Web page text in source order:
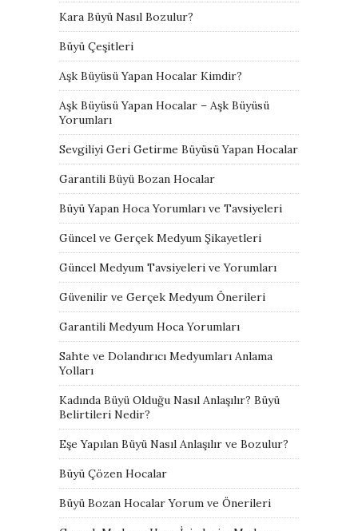
Kara Büyü Nasıl Bozulur?
Büyü Çeşitleri
Aşk Büyüsü Yapan Hocalar Kimdir?
Aşk Büyüsü Yapan Hocalar – Aşk Büyüsü
Yorumları
Sevgiliyi Geri Getirme Büyüsü Yapan Hocalar
Garantili Büyü Bozan Hocalar
Büyü Yapan Hoca Yorumları ve Tavsiyeleri
Güncel ve Gerçek Medyum Şikayetleri
Güncel Medyum Tavsiyeleri ve Yorumları
Güvenilir ve Gerçek Medyum Önerileri
Garantili Medyum Hoca Yorumları
Sahte ve Dolandırıcı Medyumları Anlama
Yolları
Kadında Büyü Olduğu Nasıl Anlaşılır? Büyü
Belirtileri Nedir?
Eşe Yapılan Büyü Nasıl Anlaşılır ve Bozulur?
Büyü Çözen Hocalar
Büyü Bozan Hocalar Yorum ve Önerileri